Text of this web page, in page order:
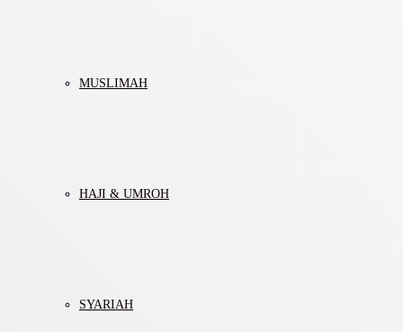
MUSLIMAH
HAJI & UMROH
SYARIAH